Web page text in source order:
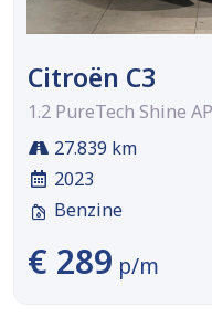
Citroën C3
1.2 PureTech Shine
27.839 km
2023
Benzine
€ 289 p/m